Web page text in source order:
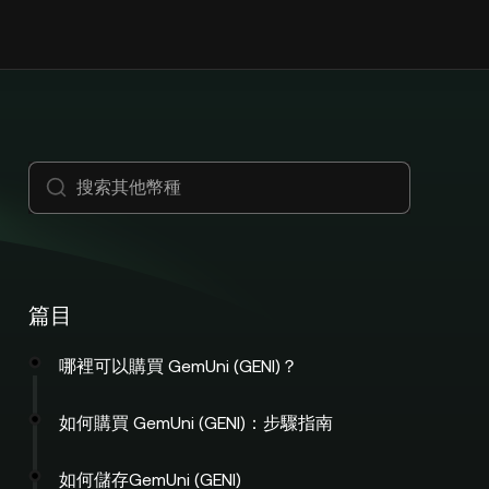
篇目
哪裡可以購買 GemUni (GENI)？
如何購買 GemUni (GENI)：步驟指南
如何儲存GemUni (GENI)